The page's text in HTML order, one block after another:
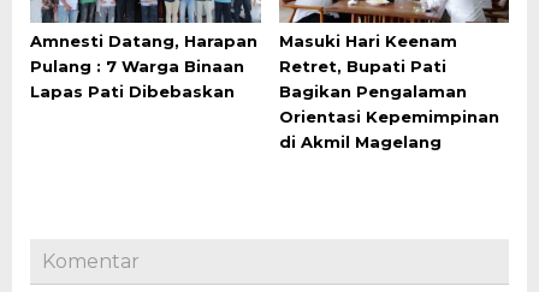
Amnesti Datang, Harapan
Pulang : 7 Warga Binaan
Lapas Pati Dibebaskan
Masuki Hari Keenam
Retret, Bupati Pati
Bagikan Pengalaman
Orientasi Kepemimpinan
di Akmil Magelang
Komentar